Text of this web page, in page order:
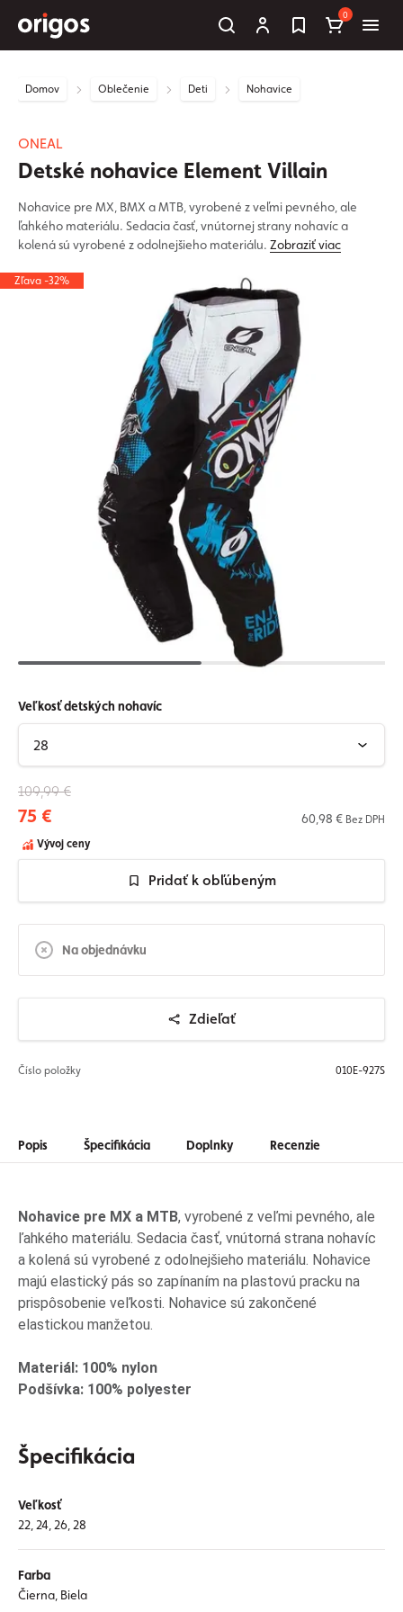
0
Domov Oblečenie Deti Nohavice
ONEAL
Detské nohavice Element Villain
Nohavice pre MX, BMX a MTB, vyrobené z veľmi pevného, ale
ľahkého materiálu. Sedacia časť, vnútornej strany nohavíc a
kolená sú vyrobené z odolnejšieho materiálu. Zobraziť viac
Zľava -32%
Veľkosť detských nohavíc
109,99 €
75 € 60,98 € Bez DPH
Vývoj ceny
Pridať k obľúbeným
Na objednávku
Zdieľať
Číslo položky 010E-927S
Popis Špecifikácia Doplnky Recenzie
Nohavice pre MX a MTB, vyrobené z veľmi pevného, ale
ľahkého materiálu. Sedacia časť, vnútorná strana nohavíc
a kolená sú vyrobené z odolnejšieho materiálu. Nohavice
majú elastický pás so zapínaním na plastovú pracku na
prispôsobenie veľkosti. Nohavice sú zakončené
elastickou manžetou.
Materiál: 100% nylon
Podšívka: 100% polyester
Špecifikácia
Veľkosť
22, 24, 26, 28
Farba
Čierna, Biela